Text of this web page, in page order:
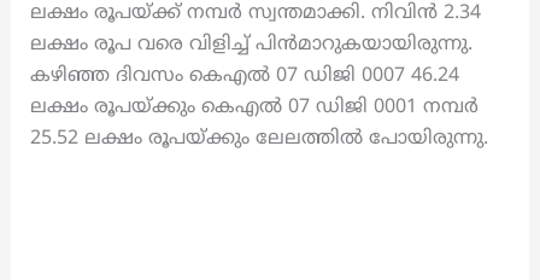
ലക്ഷം രൂപയ്ക്ക് നമ്പർ സ്വന്തമാക്കി. നിവിൻ 2.34
ലക്ഷം രൂപ വരെ വിളിച്ച് പിൻമാറുകയായിരുന്നു.
കഴിഞ്ഞ ദിവസം കെഎൽ 07 ഡിജി 0007 46.24
ലക്ഷം രൂപയ്ക്കും കെഎൽ 07 ഡിജി 0001 നമ്പർ
25.52 ലക്ഷം രൂപയ്ക്കും ലേലത്തിൽ പോയിരുന്നു.